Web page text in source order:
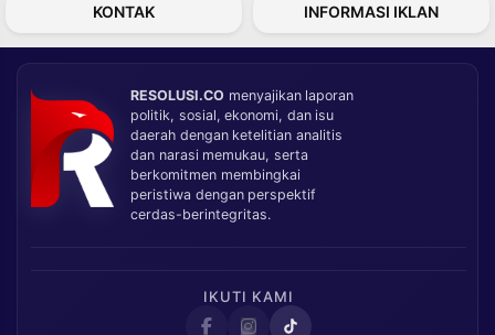
KONTAK INFORMASI IKLAN
RESOLUSI.CO menyajikan laporan
politik, sosial, ekonomi, dan isu
daerah dengan ketelitian analitis
dan narasi memukau, serta
berkomitmen membingkai
peristiwa dengan perspektif
cerdas-berintegritas.
IKUTI KAMI